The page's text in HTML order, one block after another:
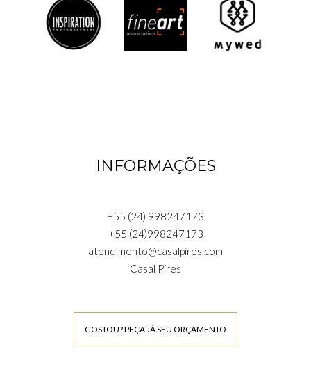
INFORMAÇÕES
+55 (24) 998247173
+55 (24)998247173
atendimento@casalpires.com
Casal Pires
GOSTOU? PEÇA JÁ SEU ORÇAMENTO